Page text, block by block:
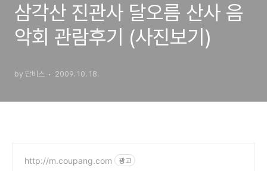
삼각산 진관사 달오름 산사 음
악회 관람후기 (사진보기)
by 단비스 2009. 10. 18.
http://m.coupang.com 광고